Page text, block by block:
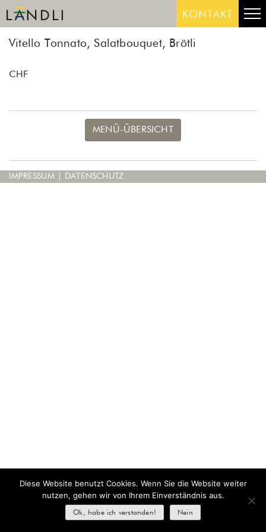
Skip
to
KONTAKT
Vitello Tonnato, Salatbouquet, Brötli
CHF
MENÜ-ÜBERSICHT
IMPRESSUM DATENSCHUTZ
Diese Website benutzt Cookies. Wenn Sie die Website weiter
nutzen, gehen wir von Ihrem Einverständnis aus.
Ok, habe ich verstanden! Nein